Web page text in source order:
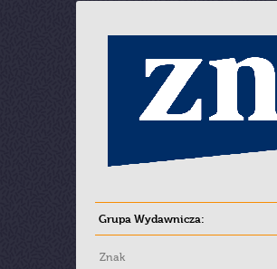
Grupa Wydawnicza:
Znak